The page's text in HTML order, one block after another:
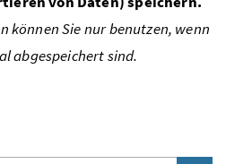
können Sie nur benutzen, wenn
abgespeichert sind.